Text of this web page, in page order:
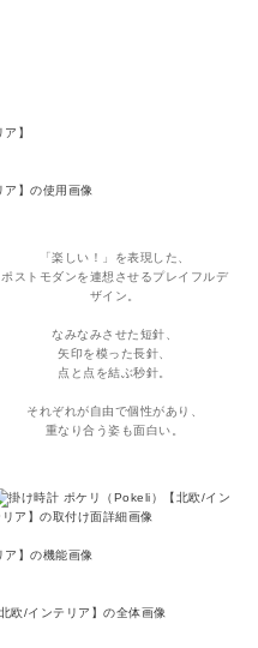
「楽しい！」を表現した、
ポストモダンを連想させるプレイフルデ
ザイン。
なみなみさせた短針、
矢印を模った長針、
点と点を結ぶ秒針。
それぞれが自由で個性があり、
重なり合う姿も面白い。